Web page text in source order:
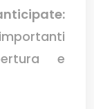
e